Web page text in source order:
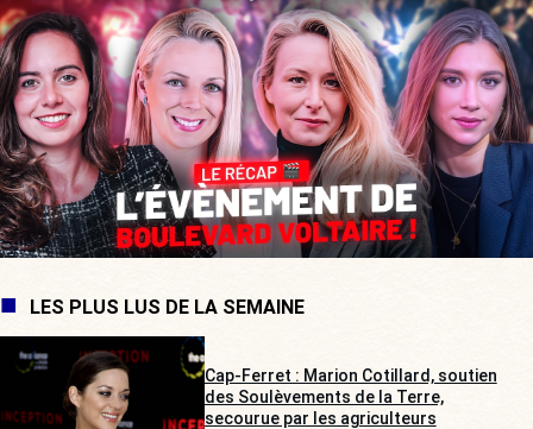
LES PLUS LUS DE LA SEMAINE
Cap-Ferret : Marion Cotillard, soutien
des Soulèvements de la Terre,
secourue par les agriculteurs